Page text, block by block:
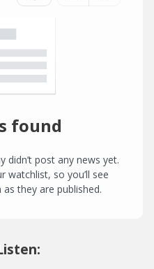
found
didn’t post any news yet.
watchlist, so you’ll see
they are published.